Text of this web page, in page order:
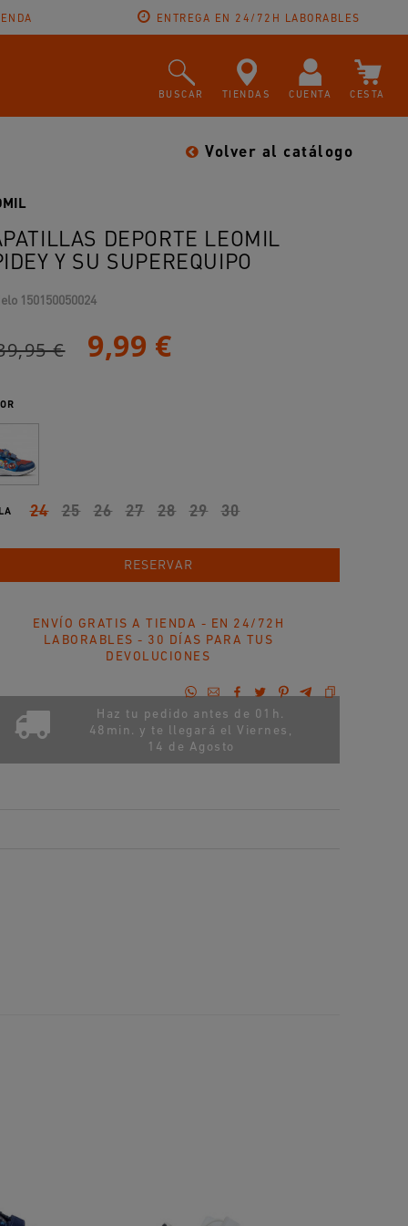
ENTREGA EN 24/72H LABORABLES
CESTA
CUENTA
TIENDAS
BUSCAR
Volver al catálogo
DEPORTE LEOMIL
Y SU SUPEREQUIPO
150150050024
€ 9,99 €
24 25 26 27 28 29 30
AÑADIR AL CARRITO
RESERVAR
ENVÍO GRATIS A TIENDA - EN 24/72H
LABORABLES - 30 DÍAS PARA TUS
DEVOLUCIONES
Haz tu pedido antes de 01h.
48min. y te llegará el Viernes,
14 de Agosto